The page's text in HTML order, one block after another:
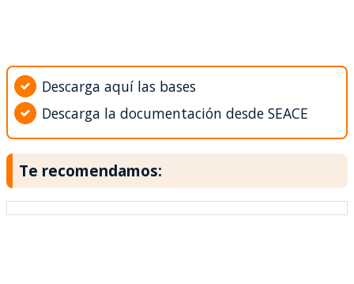
Descarga aquí las bases
Descarga la documentación desde SEACE
Te recomendamos: